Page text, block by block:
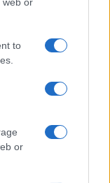
to
or